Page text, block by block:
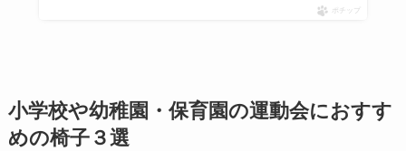
ポチップ
小学校や幼稚園・保育園の運動会におすす
めの椅子３選